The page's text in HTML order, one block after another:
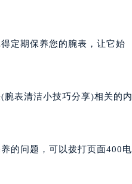
定期保养您的腕表，让它始
表清洁小技巧分享)相关的内
的问题，可以拨打页面400电